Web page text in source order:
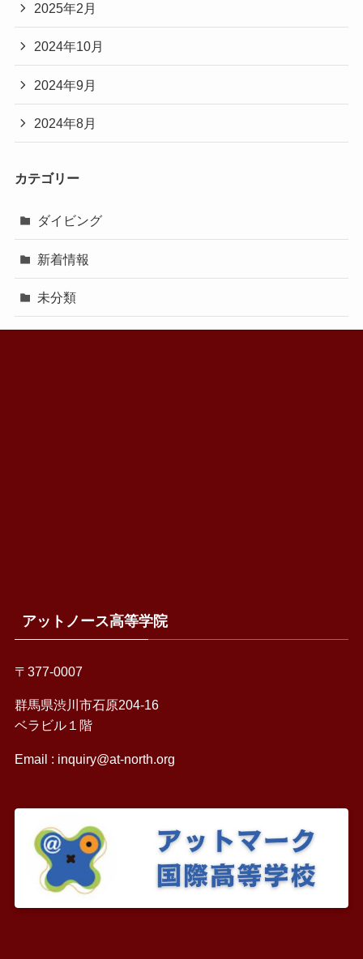
2025年2月
2024年10月
2024年9月
2024年8月
カテゴリー
ダイビング
新着情報
未分類
アットノース高等学院
〒377-0007
群馬県渋川市石原204-16
ベラビル１階
Email : inquiry@at-north.org